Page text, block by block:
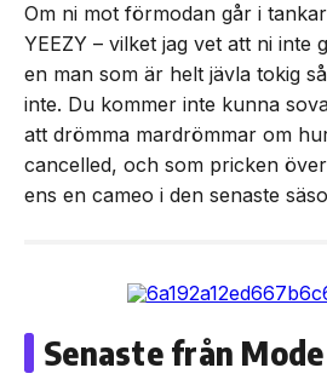
Om ni mot förmodan går i
YEEZY – vilket jag vet att ni inte
en man som är helt jävla tokig
inte. Du kommer inte kunna
att drömma mardrömmar om
cancelled, och som pricken
ens en cameo i den senaste
Senaste från Mode